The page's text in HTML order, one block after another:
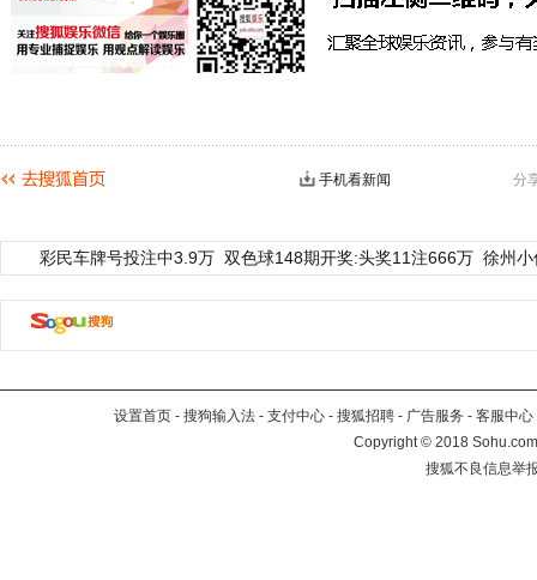
分
手机看新闻
彩民车牌号投注中3.9万 双色球148期开奖:头奖11注666万 徐州
设置首页 - 搜狗输入法 - 支付中心 - 搜狐招聘 - 广告服务 - 客服中心
Copyright©2018
搜狐不良信息举